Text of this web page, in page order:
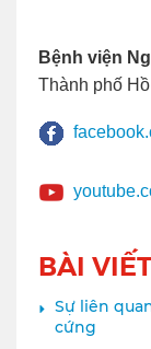
Bệnh viện
Thành phố
BÀI
Sự liên
cứng